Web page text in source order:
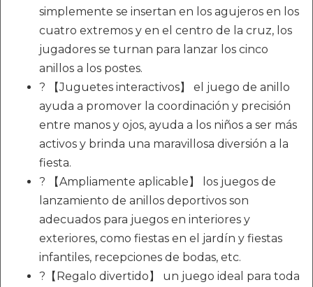
simplemente se insertan en los agujeros en los
cuatro extremos y en el centro de la cruz, los
jugadores se turnan para lanzar los cinco
anillos a los postes.
? 【Juguetes interactivos】 el juego de anillo
ayuda a promover la coordinación y precisión
entre manos y ojos, ayuda a los niños a ser más
activos y brinda una maravillosa diversión a la
fiesta.
? 【Ampliamente aplicable】 los juegos de
lanzamiento de anillos deportivos son
adecuados para juegos en interiores y
exteriores, como fiestas en el jardín y fiestas
infantiles, recepciones de bodas, etc.
?【Regalo divertido】 un juego ideal para toda